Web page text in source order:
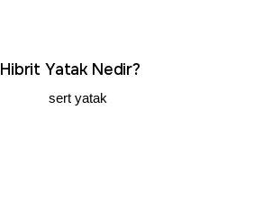
Hibrit Yatak Nedir?